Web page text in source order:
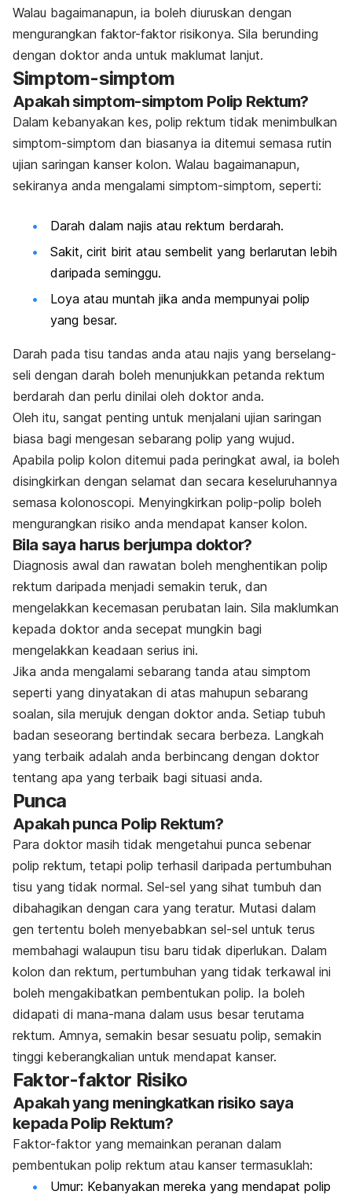
Walau bagaimanapun, ia boleh diuruskan dengan
mengurangkan faktor-faktor risikonya. Sila berunding
dengan doktor anda untuk maklumat lanjut.
Simptom-simptom
Apakah simptom-simptom Polip Rektum?
Dalam kebanyakan kes, polip rektum tidak menimbulkan
simptom-simptom dan biasanya ia ditemui semasa rutin
ujian saringan kanser kolon. Walau bagaimanapun,
sekiranya anda mengalami simptom-simptom, seperti:
Darah dalam najis atau rektum berdarah.
Sakit, cirit birit atau sembelit yang berlarutan lebih
daripada seminggu.
Loya atau muntah jika anda mempunyai polip
yang besar.
Darah pada tisu tandas anda atau najis yang berselang-
seli dengan darah boleh menunjukkan petanda rektum
berdarah dan perlu dinilai oleh doktor anda.
Oleh itu, sangat penting untuk menjalani ujian saringan
biasa bagi mengesan sebarang polip yang wujud.
Apabila polip kolon ditemui pada peringkat awal, ia boleh
disingkirkan dengan selamat dan secara keseluruhannya
semasa kolonoscopi. Menyingkirkan polip-polip boleh
mengurangkan risiko anda mendapat kanser kolon.
Bila saya harus berjumpa doktor?
Diagnosis awal dan rawatan boleh menghentikan polip
rektum daripada menjadi semakin teruk, dan
mengelakkan kecemasan perubatan lain. Sila maklumkan
kepada doktor anda secepat mungkin bagi
mengelakkan keadaan serius ini.
Jika anda mengalami sebarang tanda atau simptom
seperti yang dinyatakan di atas mahupun sebarang
soalan, sila merujuk dengan doktor anda. Setiap tubuh
badan seseorang bertindak secara berbeza. Langkah
yang terbaik adalah anda berbincang dengan doktor
tentang apa yang terbaik bagi situasi anda.
Punca
Apakah punca Polip Rektum?
Para doktor masih tidak mengetahui punca sebenar
polip rektum, tetapi polip terhasil daripada pertumbuhan
tisu yang tidak normal. Sel-sel yang sihat tumbuh dan
dibahagikan dengan cara yang teratur. Mutasi dalam
gen tertentu boleh menyebabkan sel-sel untuk terus
membahagi walaupun tisu baru tidak diperlukan. Dalam
kolon dan rektum, pertumbuhan yang tidak terkawal ini
boleh mengakibatkan pembentukan polip. Ia boleh
didapati di mana-mana dalam usus besar terutama
rektum. Amnya, semakin besar sesuatu polip, semakin
tinggi keberangkalian untuk mendapat kanser.
Faktor-faktor Risiko
Apakah yang meningkatkan risiko saya
kepada Polip Rektum?
Faktor-faktor yang memainkan peranan dalam
pembentukan polip rektum atau kanser termasuklah:
Umur: Kebanyakan mereka yang mendapat polip